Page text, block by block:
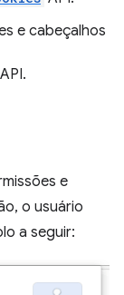
e cabeçalhos
API.
e
o usuário
a seguir: